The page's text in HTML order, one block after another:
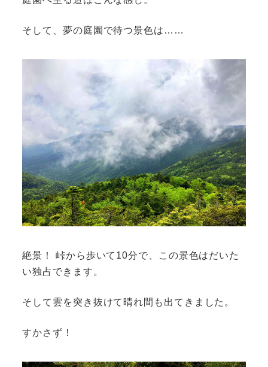
そして、夢の庭園で待つ景色は……
絶景！ 峠から歩いて10分で、この景色はだいた
い独占できます。
そして雲を突き抜けて晴れ間も出てきました。
すかさず！